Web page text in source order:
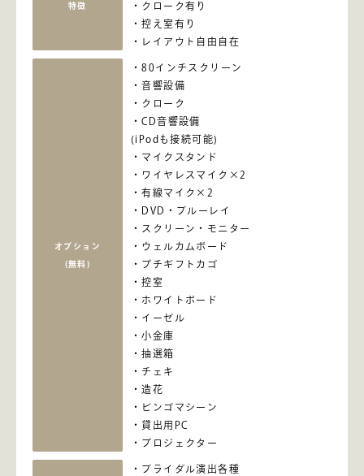
特徴
クローク有り
控え室有り
レイアウト自由自在
オプション
(無料)
80インチスクリーン
音響設備
クローク
CD音響設備
(iPodも接続可能)
マイクスタンド
ワイヤレスマイク×2
有線マイク×2
DVD・ブルーレイ
スクリーン・モニター
ウェルカムボード
プチギフトカゴ
控室
ホワイトボード
イーゼル
小金庫
抽選箱
チェキ
造花
ビンゴマシーン
貸出用PC
プロジェクター
ブライダル演出各種